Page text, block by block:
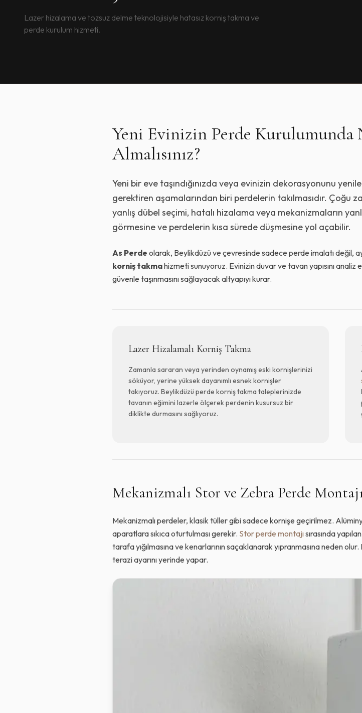
Lazer hizalama ve tozsuz delme teknolojisiyle hatasız korniş takma ve
perde kurulum hizmeti.
Yeni Evinizin Perde Kurulumunda
Almalısınız?
Yeni bir eve taşındığınızda veya evinizin dekorasyonunu
gerektiren aşamalarından biri perdelerin takılmasıdır. Çoğu
yanlış dübel seçimi, hatalı hizalama veya mekanizmaların
görmesine ve perdelerin kısa sürede düşmesine yol açabilir.
As Perde olarak, Beylikdüzü ve çevresinde sadece perde imalatı değil,
korniş takmahizmeti sunuyoruz. Evinizin duvar ve tavan yapısını
güvenle taşınmasını sağlayacak altyapıyı kurar.
Lazer Hizalamalı Korniş Takma
Zamanla sararan veya yerinden oynamış eski kornişlerinizi
söküyor, yerine yüksek dayanımlı esnek kornişler
takıyoruz. Beylikdüzü perde korniş takma taleplerinizde
tavanın eğimini lazerle ölçerek perdenin kusursuz bir
diklikte durmasını sağlıyoruz.
Mekanizmalı Stor ve Zebra Perde
Mekanizmalı perdeler, klasik tüller gibi sadece kornişe geçirilmez.
aparatlara sıkıca oturtulması gerekir. Stor perde montajısırasında
tarafa yığılmasına ve kenarlarının saçaklanarak yıpranmasına neden
terazi ayarını yerinde yapar.